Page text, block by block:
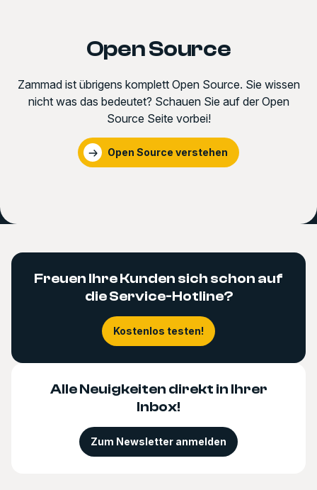
Open Source
Zammad ist übrigens komplett Open Source. Sie wissen
nicht was das bedeutet? Schauen Sie auf der Open
Source Seite vorbei!
Open Source verstehen
Freuen Ihre Kunden sich schon auf
die Service-Hotline?
Kostenlos testen!
Alle Neuigkeiten direkt in Ihrer
Inbox!
Zum Newsletter anmelden